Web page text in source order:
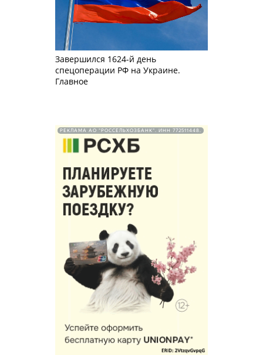
Завершился 1624-й день
спецоперации РФ на Украине.
Главное
РЕКЛАМА АО "РОССЕЛЬХОЗБАНК". ИНН 772511448.